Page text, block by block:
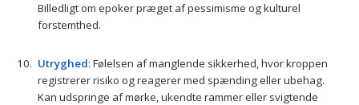
Billedligt om epoker præget af pessimisme og kulturel
forstemthed.
Utryghed: Følelsen af manglende sikkerhed, hvor kroppen
registrerer risiko og reagerer med spænding eller ubehag.
Kan udspringe af mørke, ukendte rammer eller svigtende